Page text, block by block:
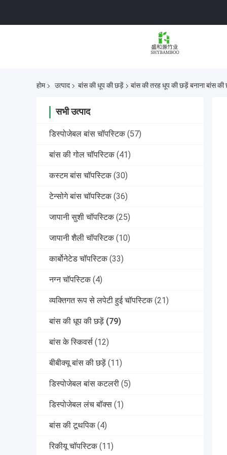
होम उत्पाद बांस की धूप की छड़ें बांस की तरह धूप की छड़ें बनाना बांस
सभी उत्पाद
डिस्पोजेबल बांस चॉपस्टिक (57)
बांस की गोल चॉपस्टिक (41)
कस्टम बांस चॉपस्टिक (30)
टेन्सोगे बांस चॉपस्टिक (36)
जापानी सुशी चॉपस्टिक (25)
जापानी शैली चॉपस्टिक (10)
कार्बोनेटेड चॉपस्टिक (33)
नग्न चॉपस्टिक (4)
व्यक्तिगत रूप से लपेटी हुई चॉपस्टिक (21)
बांस की धूप की छड़ें (79)
बांस के स्किवर्स (12)
बीबीक्यू बांस की छड़ें (11)
डिस्पोजेबल बांस कटलरी (5)
डिस्पोजेबल लंच बॉक्स (1)
बांस की टूथपिक (4)
रिकीयू चॉपस्टिक (11)